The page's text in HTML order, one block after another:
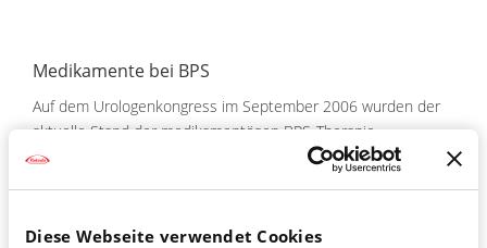
Diese Webseite verwendet Cookies
Medikamente bei BPS
Auf dem Urologenkongress im September 2006 wurden der
aktuelle Stand der medikamentösen BPS-Therapie
zusammengefasst und ein neues, Risiko-abhängiges
Weiterlesen